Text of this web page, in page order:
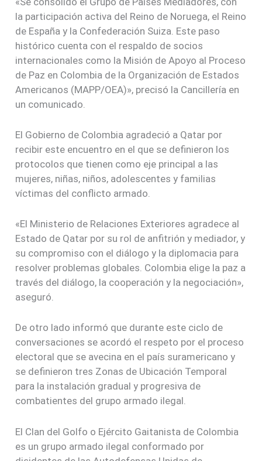
la participación activa del Reino de Noruega, el Reino
de España y la Confederación Suiza. Este paso
histórico cuenta con el respaldo de socios
internacionales como la Misión de Apoyo al Proceso
de Paz en Colombia de la Organización de Estados
Americanos (MAPP/OEA)», precisó la Cancillería en
un comunicado.
El Gobierno de Colombia agradeció a Qatar por
recibir este encuentro en el que se definieron los
protocolos que tienen como eje principal a las
mujeres, niñas, niños, adolescentes y familias
víctimas del conflicto armado.
«El Ministerio de Relaciones Exteriores agradece al
Estado de Qatar por su rol de anfitrión y mediador, y
su compromiso con el diálogo y la diplomacia para
resolver problemas globales. Colombia elige la paz a
través del diálogo, la cooperación y la negociación»,
aseguró.
De otro lado informó que durante este ciclo de
conversaciones se acordó el respeto por el proceso
electoral que se avecina en el país suramericano y
se definieron tres Zonas de Ubicación Temporal
para la instalación gradual y progresiva de
combatientes del grupo armado ilegal.
El Clan del Golfo o Ejército Gaitanista de Colombia
es un grupo armado ilegal conformado por